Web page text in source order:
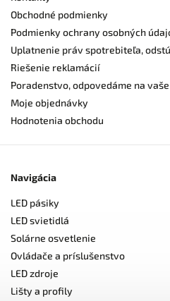
Obchodné podmienky
Podmienky ochrany osobných
Uplatnenie práv spotrebiteľa,
Riešenie reklamácií
Poradenstvo, odpovedáme na
Moje objednávky
Hodnotenia obchodu
Navigácia
LED pásiky
LED svietidlá
Solárne osvetlenie
Ovládače a príslušenstvo
LED zdroje
Lišty a profily